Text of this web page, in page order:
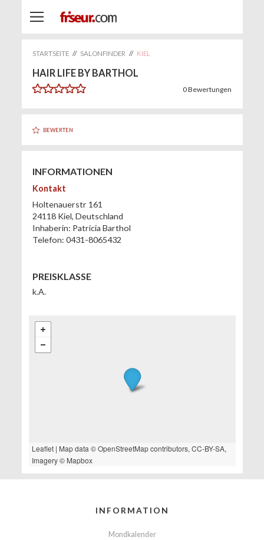
STARTSEITE // SALONFINDER // KIEL
HAIR LIFE BY BARTHOL
0Bewertungen
BEWERTEN
INFORMATIONEN
Kontakt
Holtenauerstr 161
24118 Kiel, Deutschland
Inhaberin: Patricia Barthol
Telefon: 0431-8065432
PREISKLASSE
k.A.
Leaflet| Map data ©OpenStreetMapcontributors, CC-BY-SA,
Imagery © Mapbox
INFORMATION
Mondkalender